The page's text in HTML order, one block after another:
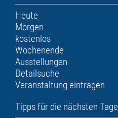
Heute
Morgen
kostenlos
Wochenende
Ausstellungen
Detailsuche
Veranstaltung eintragen
Tipps für die nächsten Tage